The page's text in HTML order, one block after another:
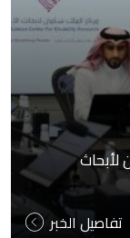
لأبحاث
تفاصيل الخبر